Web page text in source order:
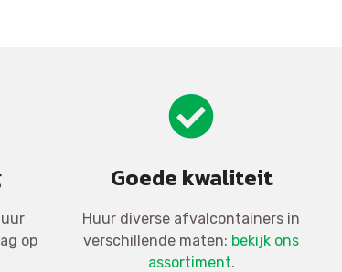
op
Goede kwaliteit
Huur diverse afvalcontainers in
verschillende maten: bekijk ons
assortiment.